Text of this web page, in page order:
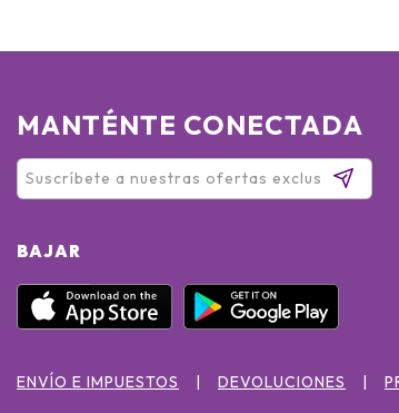
MANTÉNTE CONECTADA
BAJAR
ENVÍO E IMPUESTOS DEVOLUCIONES